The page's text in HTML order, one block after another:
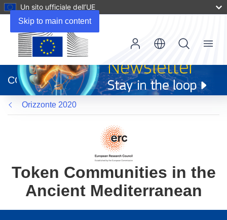
Skip to main content
Un sito ufficiale dell’UE
apre
in
una
nuova
finestra)
CORDIS
Menu
Orizzonte 2020
Token Communities in the
Ancient Mediterranean